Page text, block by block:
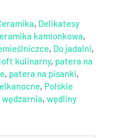
, Delikatesy
kamionkowa,
, Do jadalni,
loft kulinarny, patera na
, patera na pisanki,
, Polskie
, wędliny